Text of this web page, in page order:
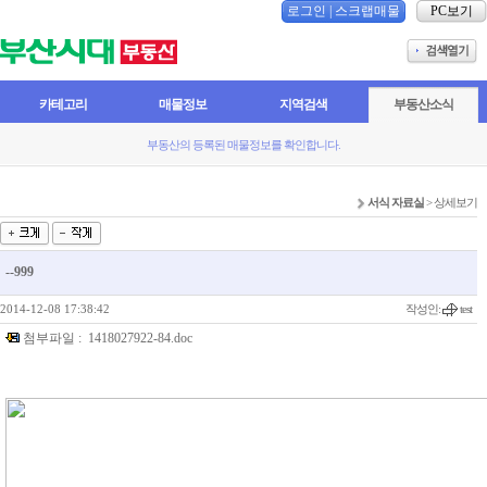
로그인 스크랩매물 PC보기
카테고리 매물정보 지역검색 부동산소식
부동산의 등록된 매물정보를 확인합니다.
서식 자료실> 상세보기
--999
2014-12-08 17:38:42 작성인: test
첨부파일 : 1418027922-84.doc